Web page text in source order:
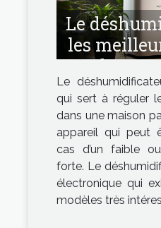
Le
les
de cet
Le
qui sert à réguler
dans une maison
appareil qui peut
cas d’un faible
forte. Le
électronique qui
modèles très